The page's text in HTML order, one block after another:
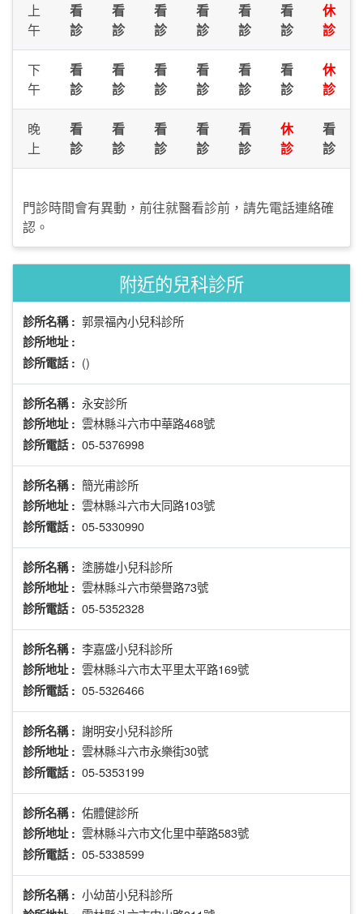
上
午
看
診
看
診
看
診
看
診
看
診
看
診
休
診
下
午
看
診
看
診
看
診
看
診
看
診
看
診
休
診
晚
上
看
診
看
診
看
診
看
診
看
診
休
診
看
診
門診時間會有異動，前往就醫看診前，請先電話連絡確
認。
附近的兒科診所
診所名稱 : 郭景福內小兒科診所
診所地址 :
診所電話 : ()
診所名稱 : 永安診所
診所地址 : 雲林縣斗六市中華路468號
診所電話 : 05-5376998
診所名稱 : 簡光甫診所
診所地址 : 雲林縣斗六市大同路103號
診所電話 : 05-5330990
診所名稱 : 塗勝雄小兒科診所
診所地址 : 雲林縣斗六市榮譽路73號
診所電話 : 05-5352328
診所名稱 : 李嘉盛小兒科診所
診所地址 : 雲林縣斗六市太平里太平路169號
診所電話 : 05-5326466
診所名稱 : 謝明安小兒科診所
診所地址 : 雲林縣斗六市永樂街30號
診所電話 : 05-5353199
診所名稱 : 佑體健診所
診所地址 : 雲林縣斗六市文化里中華路583號
診所電話 : 05-5338599
診所名稱 : 小幼苗小兒科診所